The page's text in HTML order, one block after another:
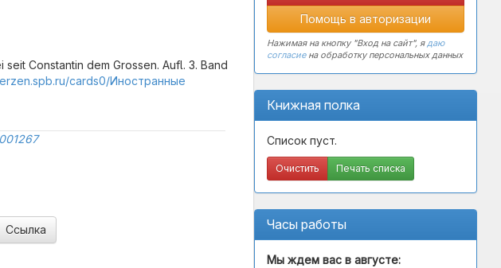
Помощь в авторизации
Нажимая на кнопку "Вход на сайт", ядаю
согласиена обработку персональных данных
Книжная полка
Список пуст.
Очистить Печать списка
Часы работы
Мы ждем вас в августе:
Constantin dem Grossen. Aufl. 3. Band
cards0/Иностранные
Ссылка